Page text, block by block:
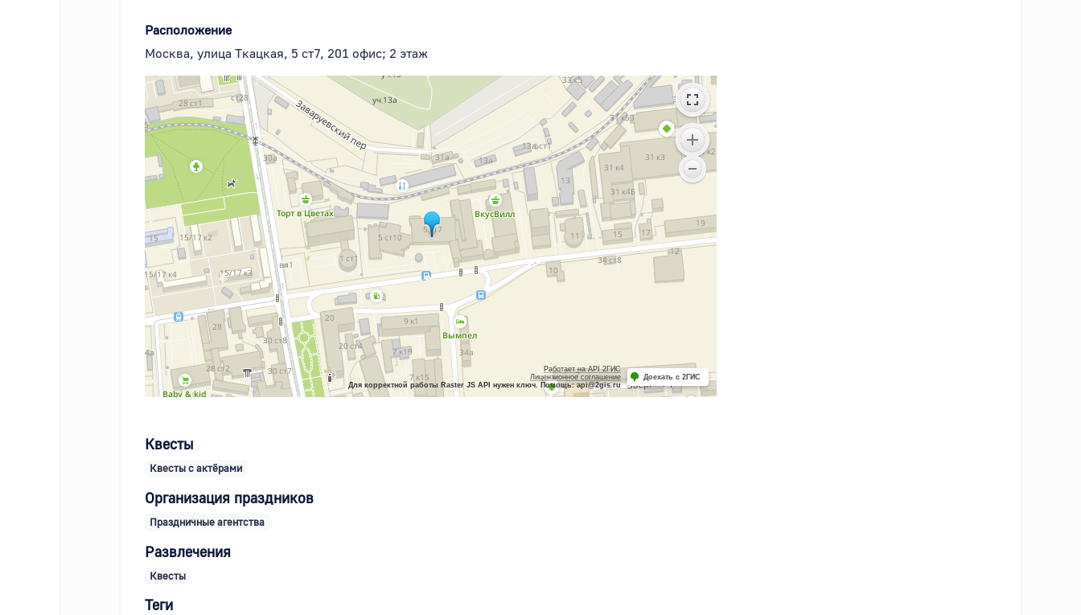
Расположение
Москва, улица Ткацкая, 5 ст7, 201 офис; 2 этаж
Работает на API 2ГИС
Лицензионное соглашение
Для корректной работы Raster JS API нужен ключ. Помощь: api@2gis.ru
Доехать с 2ГИС
Квесты
Квесты с актёрами
Организация праздников
Праздничные агентства
Развлечения
Квесты
Теги